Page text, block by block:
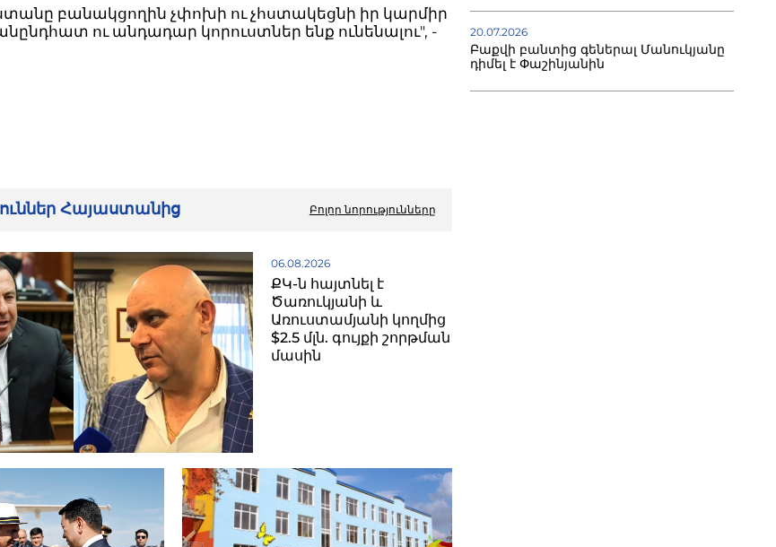
բանակցողին չփոխի ու չհստակեցնի իր կարմիր
ու անդադար կորուստներ ենք ունենալու", -
Հայաստանից Բոլոր նորությունները
06.08.2026
ՔԿ-ն հայտնել է
Ծառուկյանի և
Առուստամյանի կողմից
$2.5 մլն. գույքի շորթման
մասին
20.07.2026
Բաքվի բանտից գեներալ Մանուկյանը
դիմել է Փաշինյանին